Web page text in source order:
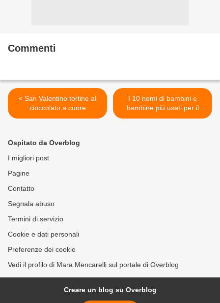
Commenti
< San Valentino tortine al
cioccolato a cuore
I 10 nomi di bambini e
bambine più usati per il
2015 - 2016 >
Ospitato da Overblog
I migliori post
Pagine
Contatto
Segnala abuso
Termini di servizio
Cookie e dati personali
Preferenze dei cookie
Vedi il profilo di Mara Mencarelli sul portale di Overblog
Creare un blog su Overblog